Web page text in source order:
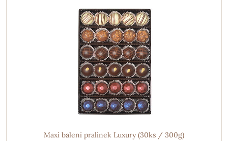
Maxi balení pralinek Luxury (30ks / 300g)